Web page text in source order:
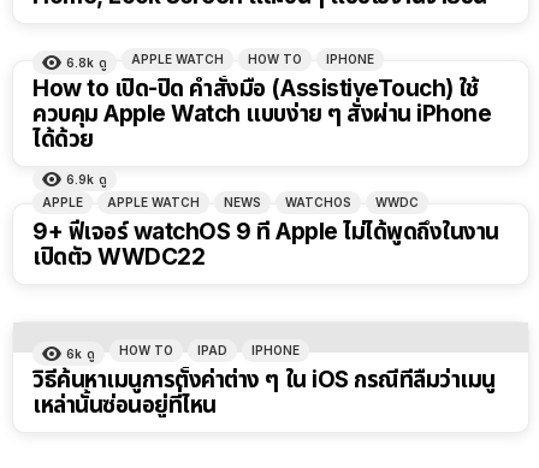
6.8k ดู APPLE WATCH HOW TO IPHONE
How to เปิด-ปิด คำสั่งมือ (AssistiveTouch) ใช้
ควบคุม Apple Watch แบบง่าย ๆ สั่งผ่าน iPhone
ได้ด้วย
6.9k ดู
APPLE
APPLE WATCH NEWS WATCHOS WWDC
9+ ฟีเจอร์ watchOS 9 ที่ Apple ไม่ได้พูดถึงในงาน
เปิดตัว WWDC22
6k ดู HOW TO IPAD IPHONE
วิธีค้นหาเมนูการตั้งค่าต่าง ๆ ใน iOS กรณีที่ลืมว่าเมนู
เหล่านั้นซ่อนอยู่ที่ไหน